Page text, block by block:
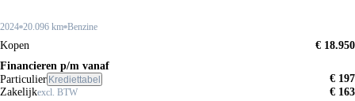
2024 20.096 km Benzine
Kopen
€ 18.950
Financieren p/m vanaf
Particulier Krediettabel
€ 197
Zakelijkexcl. BTW
€ 163